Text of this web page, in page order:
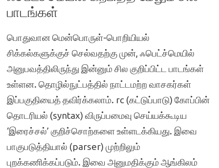
பாடங்கள்
பொதுவான மென்பொருள்-பொறியியல்
சிக்கல்களுக்குச் செல்வதற்கு முன், ஃபெட்ச்மெயில்
அனுபவத்திலிருந்து இன்னும் சில குறிப்பிட்ட பாடங்கள்
உள்ளன. தொழில்நுட்பத்தில் நாட்டமற்ற வாசகர்கள்
இப்பகுதியைத் தவிர்க்கலாம். rc (கட்டுப்பாடு) கோப்பின்
தொடரியல் (syntax) விருப்பமைவு செய்யக்கூடிய
‘இரைச்சல்’ குறிச்சொற்களை உள்ளடக்கியது. இவை
பாகுபடுத்தியால் (parser) முற்றிலும்
புறக்கணிக்கப்படும். இவை அனுமதிக்கும் ஆங்கிலம்